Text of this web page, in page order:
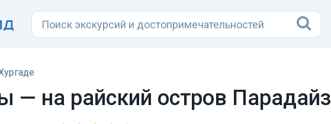
— на райский остров